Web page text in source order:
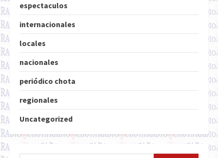
espectaculos
internacionales
locales
nacionales
periódico chota
regionales
Uncategorized